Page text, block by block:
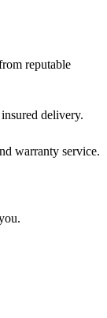
reputable
delivery.
warranty service.